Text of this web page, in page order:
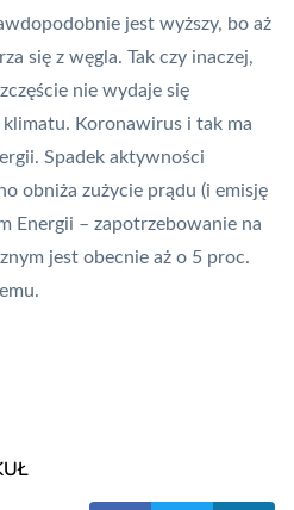
jest wyższy, bo aż
się z węgla. Tak czy inaczej,
nie wydaje się
Koronawirus i tak ma
Spadek aktywności
obniża zużycie prądu (i emisję
Energii – zapotrzebowanie na
jest obecnie aż o 5 proc.